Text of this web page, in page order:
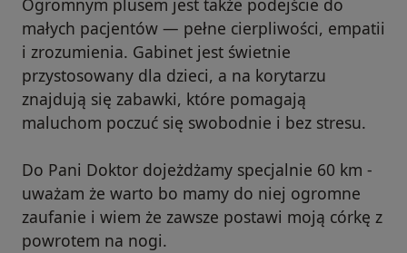
Ogromnym plusem jest także podejście do
małych pacjentów — pełne cierpliwości, empatii
i zrozumienia. Gabinet jest świetnie
przystosowany dla dzieci, a na korytarzu
znajdują się zabawki, które pomagają
maluchom poczuć się swobodnie i bez stresu.
Do Pani Doktor dojeżdżamy specjalnie 60 km -
uważam że warto bo mamy do niej ogromne
zaufanie i wiem że zawsze postawi moją córkę z
powrotem na nogi.